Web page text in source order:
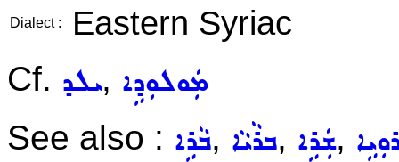
Dialect :
Eastern Syriac
Cf. ܝܠܕ, ܡܲܘܠܘܼܕܹܐ
See also : ܒܵܪܹܐ, ܒܪܵܝܵܐ, ܫܲܪܹܐ,